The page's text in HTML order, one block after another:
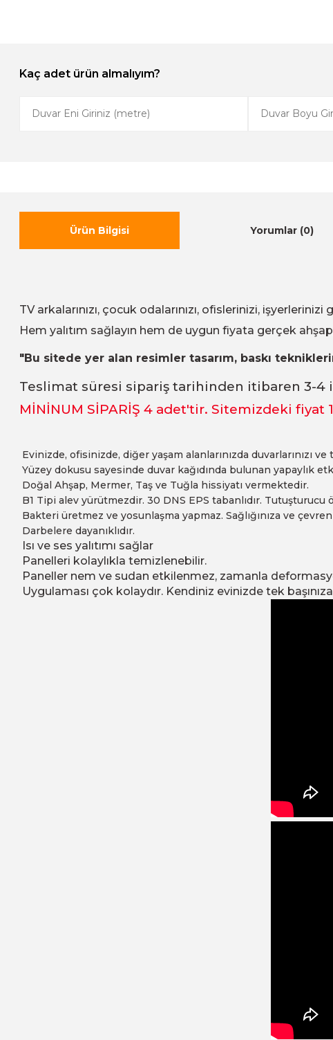
Kaç adet ürün almalıyım?
Ürün Bilgisi Yorumlar (0)
TV arkalarınızı, çocuk odalarınızı, ofislerinizi,
Hem yalıtım sağlayın hem de uygun fiyata gerçek
"Bu sitede yer alan resimler tasarım, baskı
Teslimat süresi sipariş tarihinden itibaren 3-4
MİNİNUM SİPARİŞ 4 adet'tir. Sitemizdeki fiyat
Evinizde, ofisinizde, diğer yaşam alanlarınızda duvarlarınızı
Yüzey dokusu sayesinde duvar kağıdında bulunan yapaylık
Doğal Ahşap, Mermer, Taş ve Tuğla hissiyatı vermektedir.
B1 Tipi alev yürütmezdir. 30 DNS EPS tabanlıdır. Tutuşturucu
Bakteri üretmez ve yosunlaşma yapmaz. Sağlığınıza ve
Darbelere dayanıklıdır.
Isı ve ses yalıtımı sağlar
Panelleri kolaylıkla temizlenebilir.
Paneller nem ve sudan etkilenmez, zamanla
Uygulaması çok kolaydır. Kendiniz evinizde tek